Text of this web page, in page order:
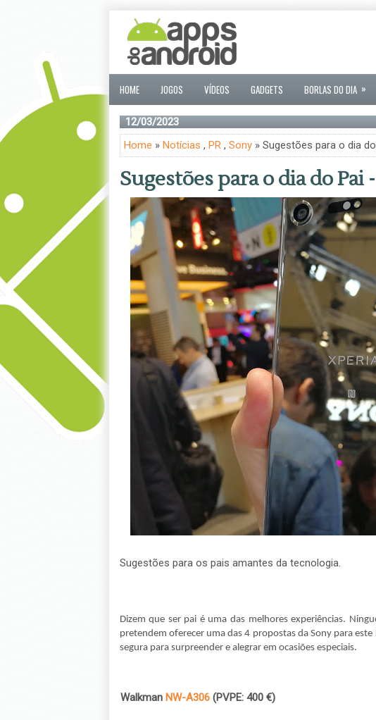
HOME JOGOS VÍDEOS GADGETS BORLAS DO DIA »
12/03/2023
Home » Notícias , PR, Sony» Sugestões para o dia
Sugestões para o dia do Pai
Sugestões para os pais amantes da tecnologia.
Dizem que ser pai é uma das melhores experiências.
pretendem oferecer uma das 4 propostas da Sony para
segura para surpreender e alegrar em ocasiões especiais.
Walkman NW-A306(PVPE: 400 €)